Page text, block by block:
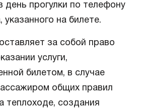
день прогулки по телефону
указанного на билете.
за собой право
услуги,
билетом, в случае
общих правил
теплоходе, создания